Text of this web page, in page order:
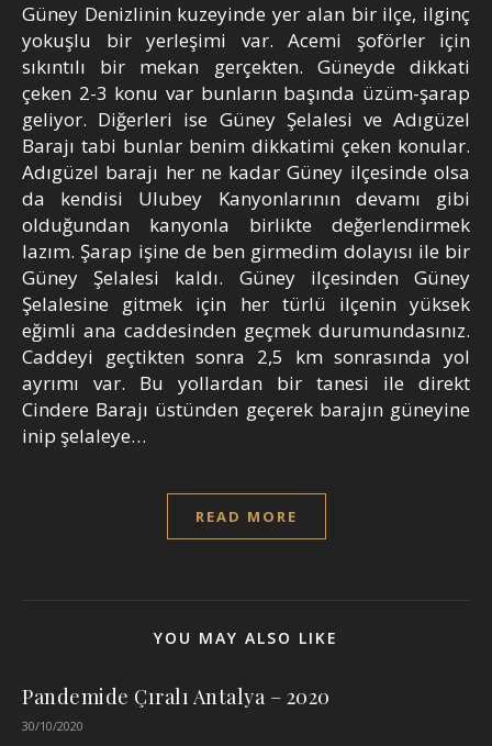
Güney Denizlinin kuzeyinde yer alan bir ilçe, ilginç
yokuşlu bir yerleşimi var. Acemi şoförler için
sıkıntılı bir mekan gerçekten. Güneyde dikkati
çeken 2-3 konu var bunların başında üzüm-şarap
geliyor. Diğerleri ise Güney Şelalesi ve Adıgüzel
Barajı tabi bunlar benim dikkatimi çeken konular.
Adıgüzel barajı her ne kadar Güney ilçesinde olsa
da kendisi Ulubey Kanyonlarının devamı gibi
olduğundan kanyonla birlikte değerlendirmek
lazım. Şarap işine de ben girmedim dolayısı ile bir
Güney Şelalesi kaldı. Güney ilçesinden Güney
Şelalesine gitmek için her türlü ilçenin yüksek
eğimli ana caddesinden geçmek durumundasınız.
Caddeyi geçtikten sonra 2,5 km sonrasında yol
ayrımı var. Bu yollardan bir tanesi ile direkt
Cindere Barajı üstünden geçerek barajın güneyine
inip şelaleye…
READ MORE
YOU MAY ALSO LIKE
Pandemide Çıralı Antalya – 2020
30/10/2020